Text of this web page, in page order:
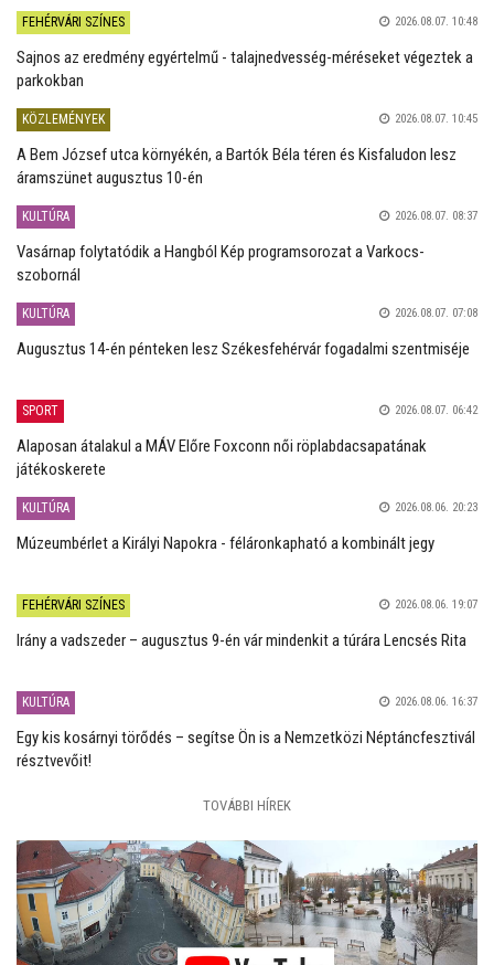
FEHÉRVÁRI SZÍNES 2026.08.07. 10:48
Sajnos az eredmény egyértelmű - talajnedvesség-méréseket végeztek a
parkokban
KÖZLEMÉNYEK 2026.08.07. 10:45
A Bem József utca környékén, a Bartók Béla téren és Kisfaludon lesz
áramszünet augusztus 10-én
KULTÚRA 2026.08.07. 08:37
Vasárnap folytatódik a Hangból Kép programsorozat a Varkocs-
szobornál
KULTÚRA 2026.08.07. 07:08
Augusztus 14-én pénteken lesz Székesfehérvár fogadalmi szentmiséje
SPORT 2026.08.07. 06:42
Alaposan átalakul a MÁV Előre Foxconn női röplabdacsapatának
játékoskerete
KULTÚRA 2026.08.06. 20:23
Múzeumbérlet a Királyi Napokra - féláronkapható a kombinált jegy
FEHÉRVÁRI SZÍNES 2026.08.06. 19:07
Irány a vadszeder – augusztus 9-én vár mindenkit a túrára Lencsés Rita
KULTÚRA 2026.08.06. 16:37
Egy kis kosárnyi törődés – segítse Ön is a Nemzetközi Néptáncfesztivál
résztvevőit!
TOVÁBBI HÍREK